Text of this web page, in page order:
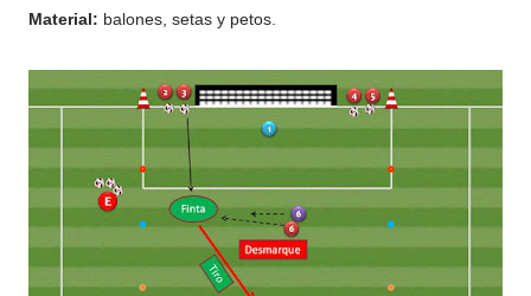
Material: balones, setas y petos.